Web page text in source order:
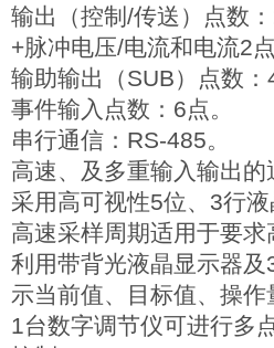
输出（控制/传送）点数
+脉冲电压/电流和电流2点
输助输出（SUB）点数：
事件输入点数：6点。
串行通信：RS-485。
高速、及多重输入输出的
采用高可视性5位、3行液
高速采样周期适用于要求
利用带背光液晶显示器
示当前值、目标值、操作
1台数字调节仪可进行多